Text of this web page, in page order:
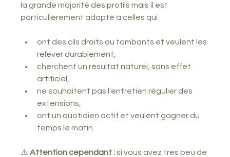
la grande majorité des profils mais il est
particulièrement adapté à celles qui :
ont des cils droits ou tombants et veulent les
relever durablement,
cherchent un résultat naturel, sans effet
artificiel,
ne souhaitent pas l'entretien régulier des
extensions,
ont un quotidien actif et veulent gagner du
temps le matin.
⚠️ Attention cependant : si vous avez très peu de